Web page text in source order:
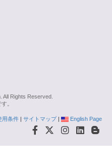
Rights Reserved.
。
用条件 | サイトマップ| English Page